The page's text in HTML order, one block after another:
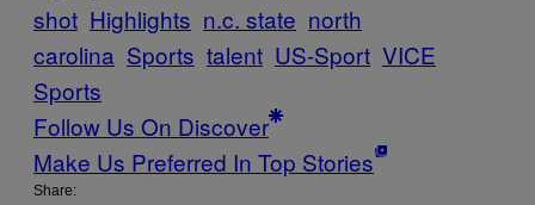
shot Highlights n.c. state north
carolina Sports talent US-Sport VICE
Sports
Follow Us On Discover
Make Us Preferred In Top Stories
Share: